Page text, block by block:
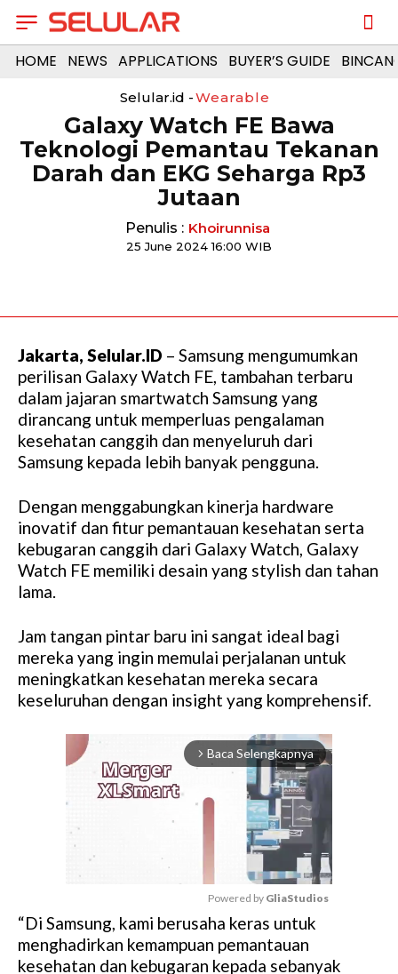
HOME NEWS APPLICATIONS BUYER’S GUIDE
Selular.id -Wearable
Galaxy Watch FE Bawa
Teknologi Pemantau Tekanan
Darah dan EKG Seharga Rp3
Jutaan
Penulis : Khoirunnisa
25 June 2024 16:00 WIB
Jakarta, Selular.ID – Samsung mengumumkan
perilisan Galaxy Watch FE, tambahan terbaru
dalam jajaran smartwatch Samsung yang
dirancang untuk memperluas pengalaman
kesehatan canggih dan menyeluruh dari
Samsung kepada lebih banyak pengguna.
Dengan menggabungkan kinerja hardware
inovatif dan fitur pemantauan kesehatan serta
kebugaran canggih dari Galaxy Watch, Galaxy
Watch FE memiliki desain yang stylish dan tahan
lama.
Jam tangan pintar baru ini sangat ideal bagi
mereka yang ingin memulai perjalanan untuk
meningkatkan kesehatan mereka secara
keseluruhan dengan insight yang komprehensif.
arrow_forward_ios Baca Selengkapnya
M
u
t
Powered by GliaStudios
“Di Samsung, kami berusaha keras untuk
menghadirkan kemampuan pemantauan
kesehatan dan kebugaran kepada sebanyak